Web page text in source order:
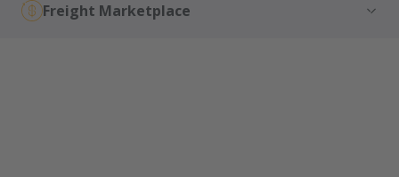
Freight Marketplace